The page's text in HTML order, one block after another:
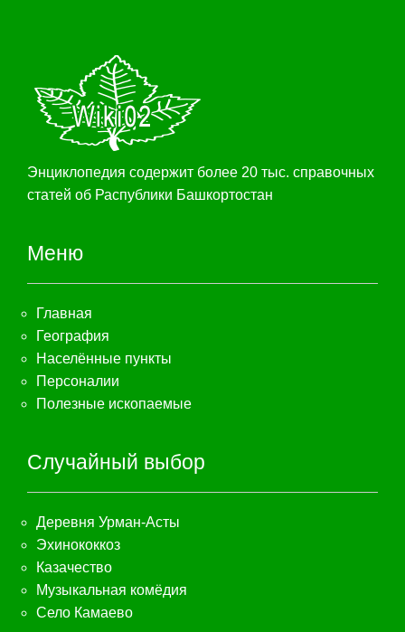
Энциклопедия содержит более 20 тыс. справочных
статей об Распублики Башкортостан
Меню
Главная
География
Населённые пункты
Персоналии
Полезные ископаемые
Случайный выбор
Деревня Урман-Асты
Эхинококкоз
Казачество
Музыкальная комёдия
Село Камаево